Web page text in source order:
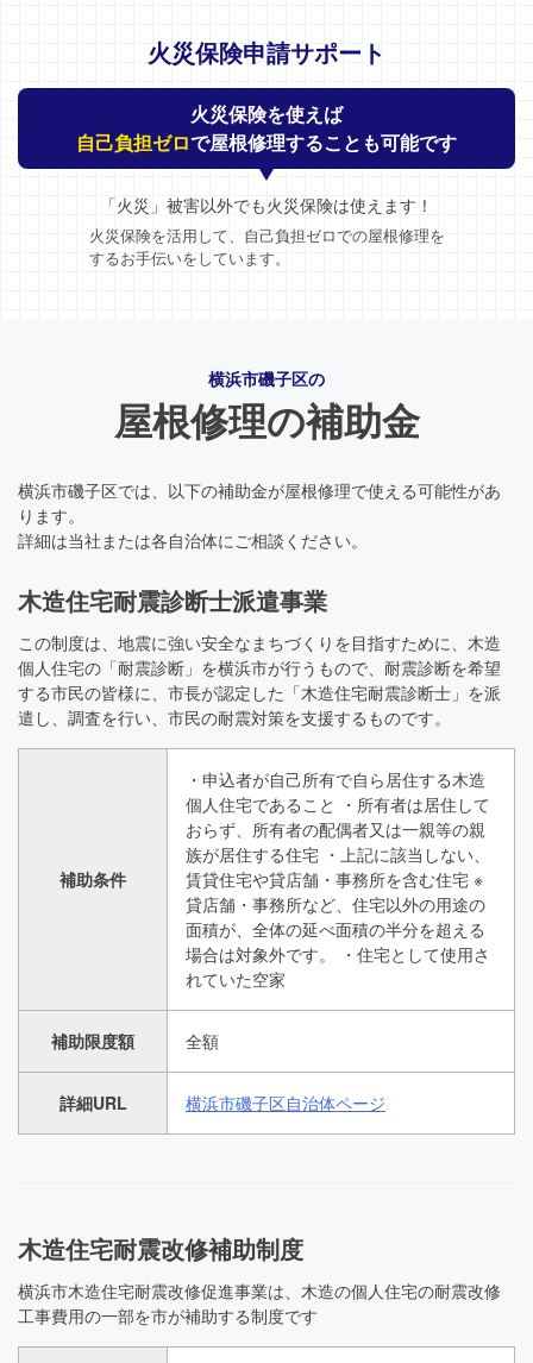
火災保険申請サポート
火災保険を使えば
自己負担ゼロで屋根修理することも可能です
「火災」被害以外でも火災保険は使えます！
火災保険を活用して、自己負担ゼロでの屋根修理を
するお手伝いをしています。
横浜市磯子区の
屋根修理の補助金
横浜市磯子区では、以下の補助金が屋根修理で使える可能性があ
ります。
詳細は当社または各自治体にご相談ください。
木造住宅耐震診断士派遣事業
この制度は、地震に強い安全なまちづくりを目指すために、木造
個人住宅の「耐震診断」を横浜市が行うもので、耐震診断を希望
する市民の皆様に、市長が認定した「木造住宅耐震診断士」を派
遣し、調査を行い、市民の耐震対策を支援するものです。
補助条件
・申込者が自己所有で自ら居住する木造
個人住宅であること ・所有者は居住して
おらず、所有者の配偶者又は一親等の親
族が居住する住宅 ・上記に該当しない、
賃貸住宅や貸店舗・事務所を含む住宅 ※
貸店舗・事務所など、住宅以外の用途の
面積が、全体の延べ面積の半分を超える
場合は対象外です。 ・住宅として使用さ
れていた空家
補助限度額 全額
詳細URL 横浜市磯子区自治体ページ
木造住宅耐震改修補助制度
横浜市木造住宅耐震改修促進事業は、木造の個人住宅の耐震改修
工事費用の一部を市が補助する制度です